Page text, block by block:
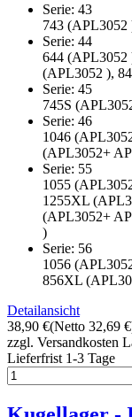
Serie: 43
743
Serie: 44
644 (APL3052
(APL3052 ),
Serie: 45
745S
Serie: 46
1046
(APL3052+
Serie: 55
1055
1255XL
(APL3052+
)
Serie: 56
1056
856XL
Detailansicht
38,90 €(Netto 32,69
zzgl. Versandkosten
Lieferfrist 1-3 Tage